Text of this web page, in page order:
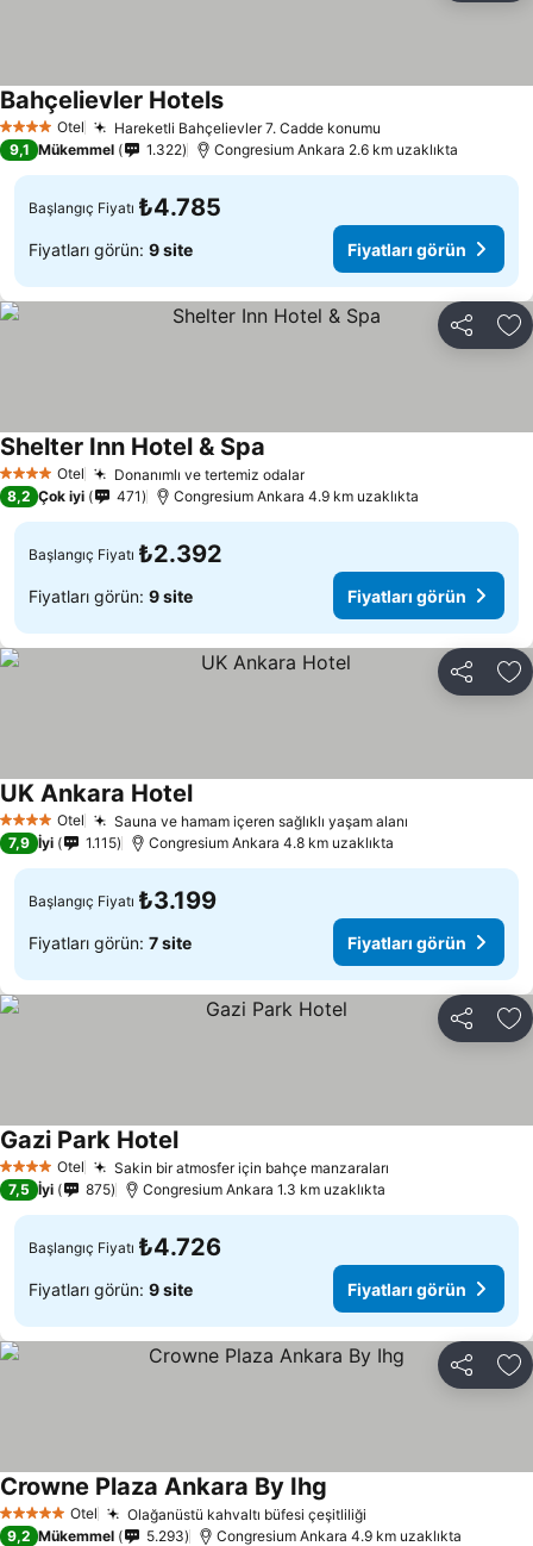
4 Yıldız Otel Hareketli Bahçelievler 7. Cadde konumu
Bahçelievler Hotels
9,1 Mükemmel 1.322 Congresium Ankara 2.6 km uzaklıkta
Başlangıç Fiyatı ₺4.785
Fiyatları görün: 9 site Fiyatları görün
Paylaş
4 Yıldız Otel Donanımlı ve tertemiz odalar
Shelter Inn Hotel & Spa
8,2 Çok iyi 471 Congresium Ankara 4.9 km uzaklıkta
Başlangıç Fiyatı ₺2.392
Fiyatları görün: 9 site Fiyatları görün
Paylaş
4 Yıldız Otel Sauna ve hamam içeren sağlıklı yaşam alanı
UK Ankara Hotel
7,9 İyi 1.115 Congresium Ankara 4.8 km uzaklıkta
Başlangıç Fiyatı ₺3.199
Fiyatları görün: 7 site Fiyatları görün
Paylaş
4 Yıldız Otel Sakin bir atmosfer için bahçe manzaraları
Gazi Park Hotel
7,5 İyi 875 Congresium Ankara 1.3 km uzaklıkta
Başlangıç Fiyatı ₺4.726
Fiyatları görün: 9 site Fiyatları görün
Paylaş
5 Yıldız Otel Olağanüstü kahvaltı büfesi çeşitliliği
Crowne Plaza Ankara By Ihg
9,2 Mükemmel 5.293 Congresium Ankara 4.9 km uzaklıkta